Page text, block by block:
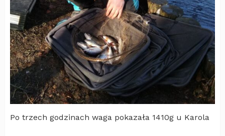
Po trzech godzinach waga pokazała 1410g u Karola